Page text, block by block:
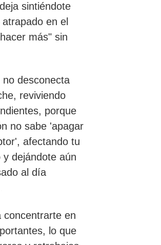
sintiéndote
en el
más" sin
no desconecta
reviviendo
porque
no sabe 'apagar
afectando tu
y dejándote aún
al día
concentrarte en
lo que